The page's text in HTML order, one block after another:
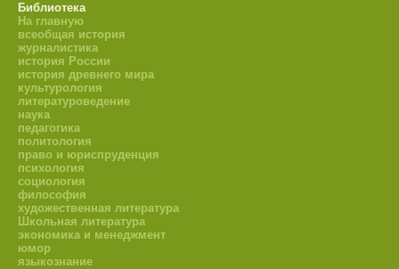
Библиотека
На главную
всеобщая история
журналистика
история России
история древнего мира
культурология
литературоведение
наука
педагогика
политология
право и юриспруденция
психология
социология
философия
художественная литература
Школьная литература
экономика и менеджмент
юмор
языкознание